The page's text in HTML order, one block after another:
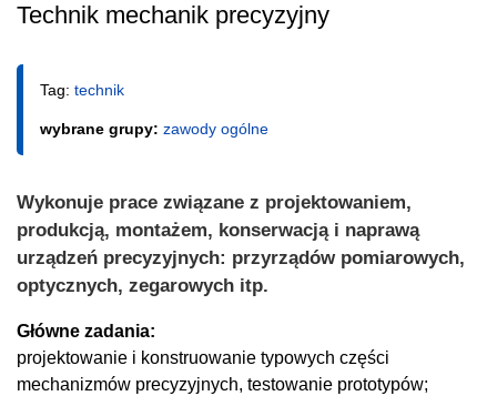
Technik mechanik precyzyjny
Tag: technik
wybrane grupy: zawody ogólne
Wykonuje prace związane z projektowaniem,
produkcją, montażem, konserwacją i naprawą
urządzeń precyzyjnych: przyrządów pomiarowych,
optycznych, zegarowych itp.
Główne zadania:
projektowanie i konstruowanie typowych części
mechanizmów precyzyjnych, testowanie prototypów;